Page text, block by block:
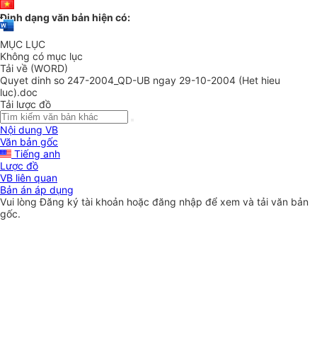
Định dạng văn bản hiện có:
MỤC LỤC
Không có mục lục
Tải về (WORD)
Quyet dinh so 247-2004_QD-UB ngay 29-10-2004 (Het hieu
luc).doc
Tải lược đồ
Nội dung VB
Văn bản gốc
Tiếng anh
Lược đồ
VB liên quan
Bản án áp dụng
Vui lòngĐăng ký tài khoản hoặc đăng nhập để xem và tải văn bản
gốc.